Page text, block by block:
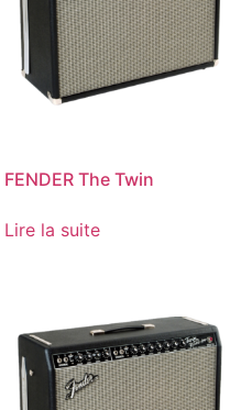
FENDER The Twin
Lire la suite